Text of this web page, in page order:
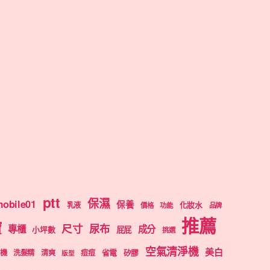
ptt 乳液 保濕 保養 價格 功能 化妝水 品牌
專櫃 小坪數 尺寸 尿布 屁屁 成分 挑選 推薦
洗髮精 清爽 版型 痘痘 省電 矽膠 空氣清淨機 美白